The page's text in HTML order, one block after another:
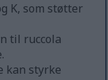
K, som støtter
til ruccola
kan styrke